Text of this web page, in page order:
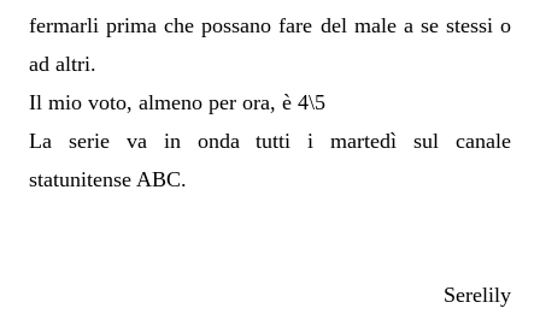
fermarli prima che possano fare del male a se stessi o
ad altri.
Il mio voto, almeno per ora, è 4\5
La serie va in onda tutti i martedì sul canale
statunitense ABC.
Serelily